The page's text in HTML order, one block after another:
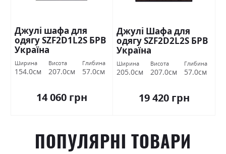
Джулі шафа для
одягу SZF2D1L2S БРВ
Україна
Ширина
154.0см
Висота
207.0см
Глибина
57.0см
14 060 грн
Джулі Шафа для
одягу SZF2D2L2S БРВ
Україна
Ширина
205.0см
Висота
207.0см
Глибина
57.0см
19 420 грн
ПОПУЛЯРНІ ТОВАРИ